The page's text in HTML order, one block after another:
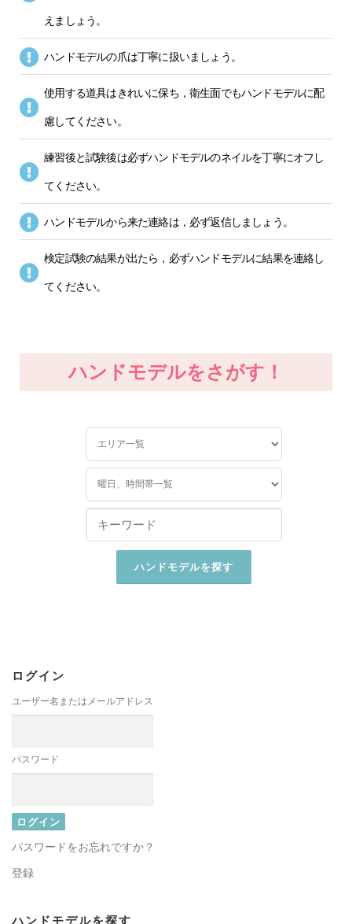
えましょう。
ハンドモデルの爪は丁寧に扱いましょう。
使用する道具はきれいに保ち，衛生面でもハンドモデルに配
慮してください。
練習後と試験後は必ずハンドモデルのネイルを丁寧にオフし
てください。
ハンドモデルから来た連絡は，必ず返信しましょう。
検定試験の結果が出たら，必ずハンドモデルに結果を連絡し
てください。
ハンドモデルをさがす！
ログイン
ユーザー名またはメールアドレス
パスワード
パスワードをお忘れですか？
登録
ハンドモデルを探す